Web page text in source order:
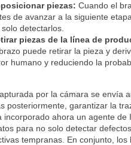
piezas: Cuando el
de avanzar a la siguiente
solo detectarlos.
piezas de la línea de
puede retirar la pieza y
humano y reduciendo la
por la cámara se envía
posteriormente, garantizar la
incorporado ahora un agente
para no solo detectar
tempranas. En conjunto,